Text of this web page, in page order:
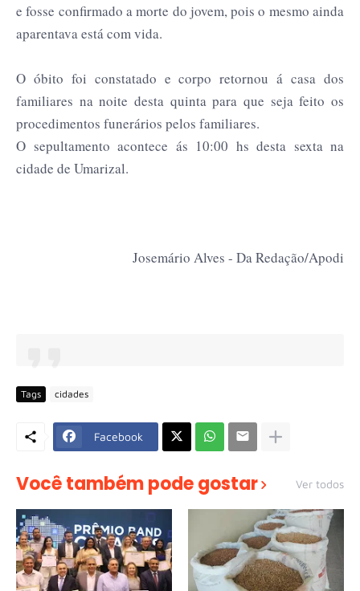
e fosse confirmado a morte do jovem, pois o mesmo ainda
aparentava está com vida.
O óbito foi constatado e corpo retornou á casa dos
familiares na noite desta quinta para que seja feito os
procedimentos funerários pelos familiares.
O sepultamento acontece ás 10:00 hs desta sexta na
cidade de Umarizal.
Josemário Alves - Da Redação/Apodi
Tags cidades
Facebook
Você também pode gostar Ver todos